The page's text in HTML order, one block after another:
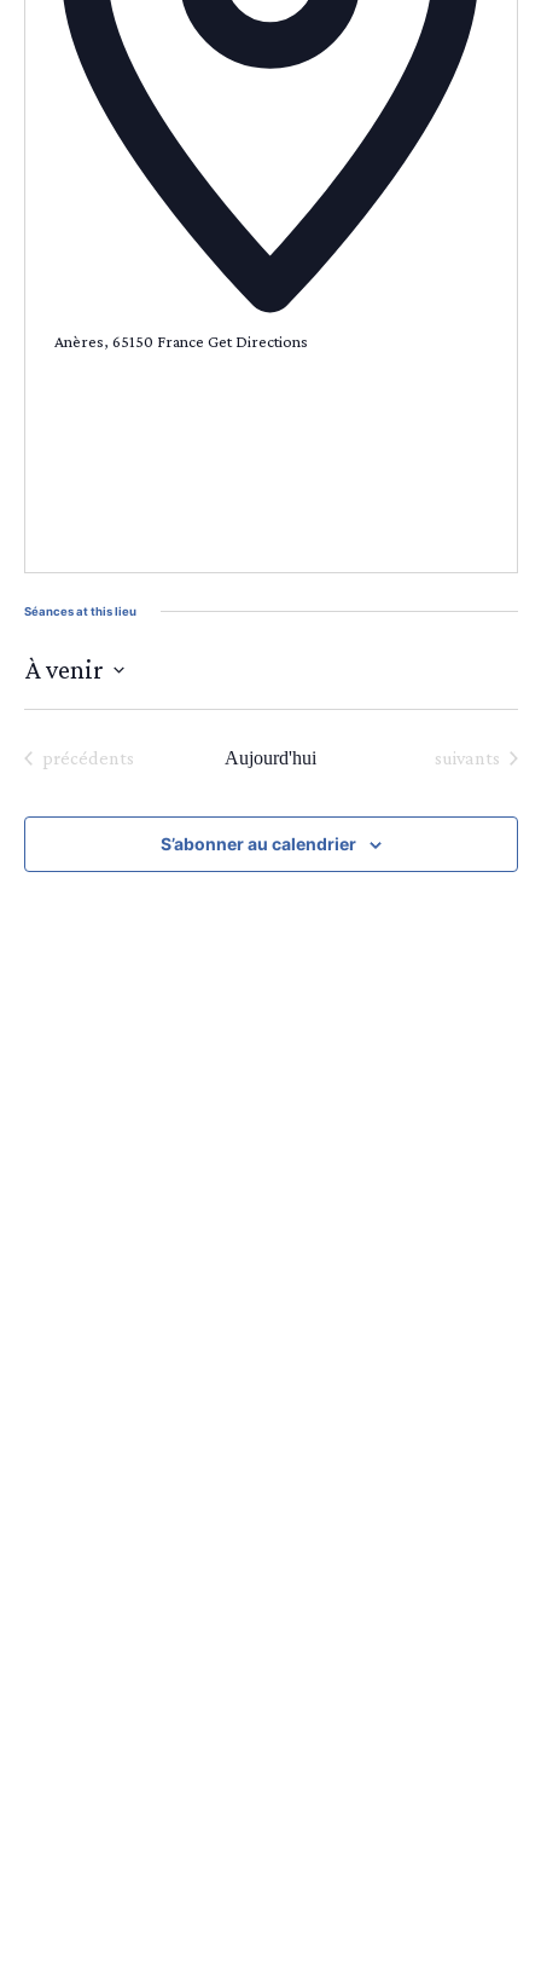
Anères, 65150 France Get Directions
Séances at this lieu
À venir
une
Séances
précédents Aujourd'hui Séances
suivants
S’abonner au calendrier